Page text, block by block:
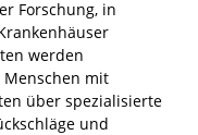
Forschung, in
werden
mit
über spezialisierte
und